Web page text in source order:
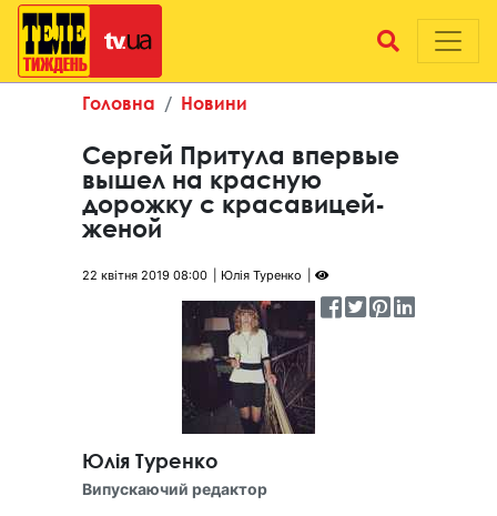
Головна Новини
Сергей Притула впервые
вышел на красную
дорожку с красавицей-
женой
22 квітня 2019 08:00 Юлія Туренко
Юлія Туренко
Випускаючий редактор